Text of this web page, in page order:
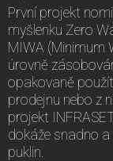
První projekt
myšlenku Zero
MIWA (Minimum
úrovně
opakovaně
prodejnu nebo z
projekt
dokáže snadno a
puklin.